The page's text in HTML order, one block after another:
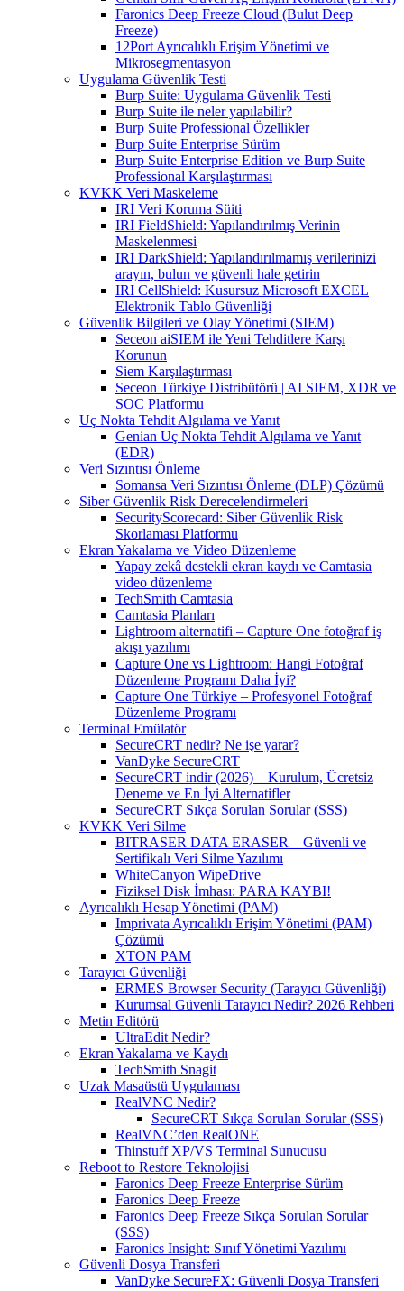
Faronics Deep Freeze Cloud (Bulut Deep
Freeze)
12Port Ayrıcalıklı Erişim Yönetimi ve
Mikrosegmentasyon
Uygulama Güvenlik Testi
Burp Suite: Uygulama Güvenlik Testi
Burp Suite ile neler yapılabilir?
Burp Suite Professional Özellikler
Burp Suite Enterprise Sürüm
Burp Suite Enterprise Edition ve Burp Suite
Professional Karşılaştırması
KVKK Veri Maskeleme
IRI Veri Koruma Süiti
IRI FieldShield: Yapılandırılmış Verinin
Maskelenmesi
IRI DarkShield: Yapılandırılmamış verilerinizi
arayın, bulun ve güvenli hale getirin
IRI CellShield: Kusursuz Microsoft EXCEL
Elektronik Tablo Güvenliği
Güvenlik Bilgileri ve Olay Yönetimi (SIEM)
Seceon aiSIEM ile Yeni Tehditlere Karşı
Korunun
Siem Karşılaştırması
Seceon Türkiye Distribütörü | AI SIEM, XDR ve
SOC Platformu
Uç Nokta Tehdit Algılama ve Yanıt
Genian Uç Nokta Tehdit Algılama ve Yanıt
(EDR)
Veri Sızıntısı Önleme
Somansa Veri Sızıntısı Önleme (DLP) Çözümü
Siber Güvenlik Risk Derecelendirmeleri
SecurityScorecard: Siber Güvenlik Risk
Skorlaması Platformu
Ekran Yakalama ve Video Düzenleme
Yapay zekâ destekli ekran kaydı ve Camtasia
video düzenleme
TechSmith Camtasia
Camtasia Planları
Lightroom alternatifi – Capture One fotoğraf iş
akışı yazılımı
Capture One vs Lightroom: Hangi Fotoğraf
Düzenleme Programı Daha İyi?
Capture One Türkiye – Profesyonel Fotoğraf
Düzenleme Programı
Terminal Emülatör
SecureCRT nedir? Ne işe yarar?
VanDyke SecureCRT
SecureCRT indir (2026) – Kurulum, Ücretsiz
Deneme ve En İyi Alternatifler
SecureCRT Sıkça Sorulan Sorular (SSS)
KVKK Veri Silme
BITRASER DATA ERASER – Güvenli ve
Sertifikalı Veri Silme Yazılımı
WhiteCanyon WipeDrive
Fiziksel Disk İmhası: PARA KAYBI!
Ayrıcalıklı Hesap Yönetimi (PAM)
Imprivata Ayrıcalıklı Erişim Yönetimi (PAM)
Çözümü
XTON PAM
Tarayıcı Güvenliği
ERMES Browser Security (Tarayıcı Güvenliği)
Kurumsal Güvenli Tarayıcı Nedir? 2026 Rehberi
Metin Editörü
UltraEdit Nedir?
Ekran Yakalama ve Kaydı
TechSmith Snagit
Uzak Masaüstü Uygulaması
RealVNC Nedir?
SecureCRT Sıkça Sorulan Sorular (SSS)
RealVNC’den RealONE
Thinstuff XP/VS Terminal Sunucusu
Reboot to Restore Teknolojisi
Faronics Deep Freeze Enterprise Sürüm
Faronics Deep Freeze
Faronics Deep Freeze Sıkça Sorulan Sorular
(SSS)
Faronics Insight: Sınıf Yönetimi Yazılımı
Güvenli Dosya Transferi
VanDyke SecureFX: Güvenli Dosya Transferi